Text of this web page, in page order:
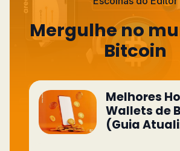
Mergulhe no
Bitcoin
Melhores
Wallets de
(Guia